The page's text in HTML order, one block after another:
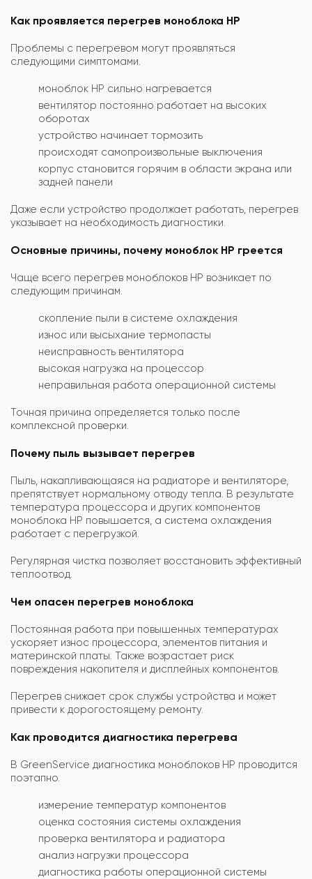
Как проявляется перегрев моноблока HP
Проблемы с перегревом могут проявляться
следующими симптомами.
моноблок HP сильно нагревается
вентилятор постоянно работает на высоких
оборотах
устройство начинает тормозить
происходят самопроизвольные выключения
корпус становится горячим в области экрана или
задней панели
Даже если устройство продолжает работать, перегрев
указывает на необходимость диагностики.
Основные причины, почему моноблок HP греется
Чаще всего перегрев моноблоков HP возникает по
следующим причинам.
скопление пыли в системе охлаждения
износ или высыхание термопасты
неисправность вентилятора
высокая нагрузка на процессор
неправильная работа операционной системы
Точная причина определяется только после
комплексной проверки.
Почему пыль вызывает перегрев
Пыль, накапливающаяся на радиаторе и вентиляторе,
препятствует нормальному отводу тепла. В результате
температура процессора и других компонентов
моноблока HP повышается, а система охлаждения
работает с перегрузкой.
Регулярная чистка позволяет восстановить эффективный
теплоотвод.
Чем опасен перегрев моноблока
Постоянная работа при повышенных температурах
ускоряет износ процессора, элементов питания и
материнской платы. Также возрастает риск
повреждения накопителя и дисплейных компонентов.
Перегрев снижает срок службы устройства и может
привести к дорогостоящему ремонту.
Как проводится диагностика перегрева
В GreenService диагностика моноблоков HP проводится
поэтапно.
измерение температур компонентов
оценка состояния системы охлаждения
проверка вентилятора и радиатора
анализ нагрузки процессора
диагностика работы операционной системы